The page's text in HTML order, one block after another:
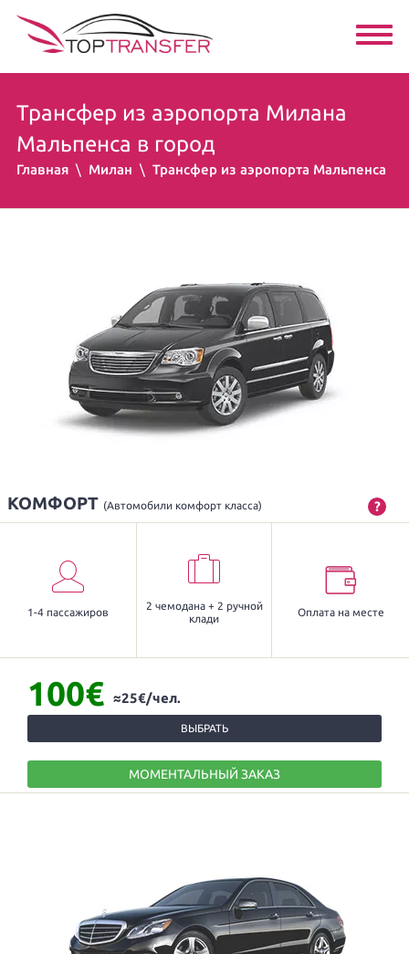
Трансфер из аэропорта Милана
Мальпенса в город
Главная Милан Трансфер из аэропорта Мальпенса
КОМФОРТ (Автомобили комфорт класса) ?
1-4 пассажиров
2 чемодана + 2 ручной
клади
Оплата на месте
100€ ≈25€/чел.
ВЫБРАТЬ
МОМЕНТАЛЬНЫЙ ЗАКАЗ